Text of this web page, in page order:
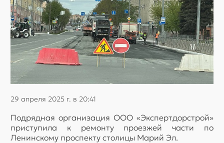
29 апреля 2025 г. в 20:41
Подрядная организация ООО «Экспертдорстрой»
приступила к ремонту проезжей части по
Ленинскому проспекту столицы Марий Эл.